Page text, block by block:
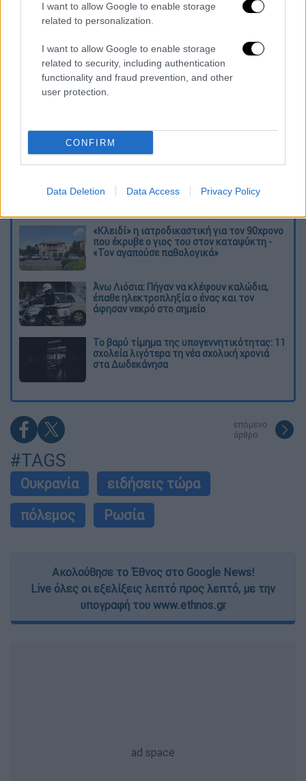
I want to allow Google to enable storage
related to personalization.
I want to allow Google to enable storage
related to security, including authentication
functionality and fraud prevention, and other
user protection.
CONFIRM
Data Deletion Data Access Privacy Policy
περισσότερων από 100.000 κατοίκων. «Θα
σώσουμε τις ζωές των στρατιωτών μας και
τη μαχητική ικανότητα των μονάδων μας.
Κρατώντας τους στη δεξιά (δυτική) όχθη
είναι μάταιο. Μερικά από αυτά μπορούν να
χρησιμοποιηθούν σε άλλα μέτωπα», είπε ο
Διαβάστε ακόμη
μεγάλη φωτιά τη γειτονιά που κάποτε τους
έδιωχνε
«Κλειδί» η ιατροδικαστική για τον 90χρονο
που έκρυβε ο γιος του στον καταψύκτη -
«Τον αγαπούσε παθολογικά»
Άνω Λιόσια: Πήγαν να κλέψουν καλώδια,
έπαθε ηλεκτροπληξία ο ένας και τον
άφησαν νεκρό στο σημείο
Το βαρύ τίμημα της υπογεννητικότητας: 11
σχολεία λιγότερα τη νέα σχολική χρονιά
στα Δωδεκάνησα
επόμενο
άρθρο
#TAGS
Ουκρανία
ειδήσεις τώρα
πόλεμος
Ρωσία
Ακολούθησε το Έθνος στο Google News!
Live όλες οι εξελίξεις λεπτό προς λεπτό, με την
υπογραφή του www.ethnos.gr